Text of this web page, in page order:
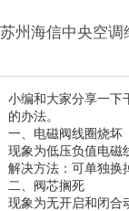
苏州海信中央空调
小编和大家分享一下
的办法。
一、电磁阀线圈烧坏
现象为低压负值电磁
解决方法：可单独换
二、阀芯搁死
现象为无开启和闭合